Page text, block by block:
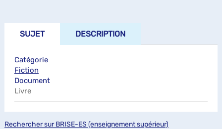
SUJET DESCRIPTION
Catégorie
Fiction
Document
Livre
Rechercher sur BRISE-ES (enseignement supérieur)